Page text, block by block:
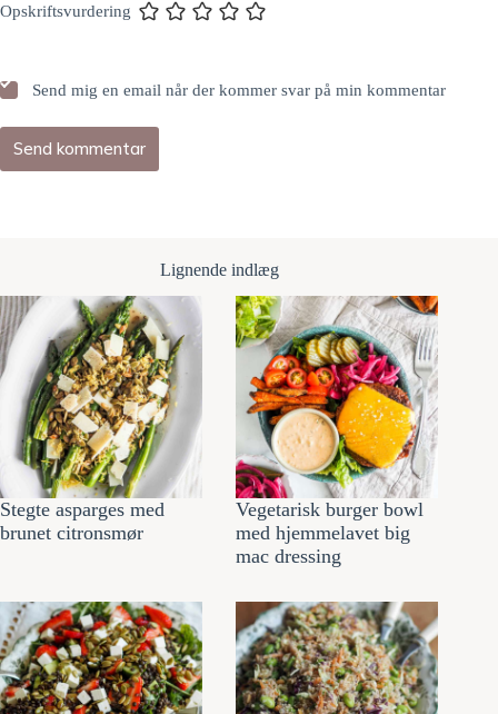
Opskriftsvurdering
Send mig en email når der kommer svar på min kommentar
Send kommentar
Lignende indlæg
Stegte asparges med
brunet citronsmør
Vegetarisk burger bowl
med hjemmelavet big
mac dressing